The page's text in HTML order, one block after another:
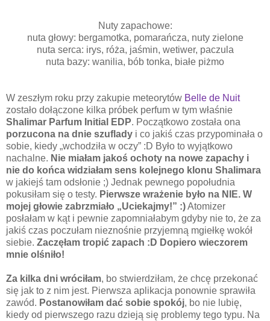
Nuty zapachowe:
nuta głowy: bergamotka, pomarańcza, nuty zielone
nuta serca: irys, róża, jaśmin, wetiwer, paczula
nuta bazy: wanilia, bób tonka, białe piżmo
W zeszłym roku przy zakupie meteorytów Belle de Nuit
zostało dołączone kilka próbek perfum w tym właśnie
Shalimar Parfum Initial EDP. Początkowo została ona
porzucona na dnie szuflady i co jakiś czas przypominała o
sobie, kiedy „wchodziła w oczy” :D Było to wyjątkowo
nachalne. Nie miałam jakoś ochoty na nowe zapachy i
nie do końca widziałam sens kolejnego klonu Shalimara
w jakiejś tam odsłonie ;) Jednak pewnego popołudnia
pokusiłam się o testy. Pierwsze wrażenie było na NIE. W
mojej głowie zabrzmiało „Uciekajmy!” :)Atomizer
posłałam w kąt i pewnie zapomniałabym gdyby nie to, że za
jakiś czas poczułam nieznośnie przyjemną mgiełkę wokół
siebie. Zaczęłam tropić zapach :D Dopiero wieczorem
mnie olśniło!
Za kilka dni wróciłam, bo stwierdziłam, że chcę przekonać
się jak to z nim jest. Pierwsza aplikacja ponownie sprawiła
zawód. Postanowiłam dać sobie spokój, bo nie lubię,
kiedy od pierwszego razu dzieją się problemy tego typu. Na